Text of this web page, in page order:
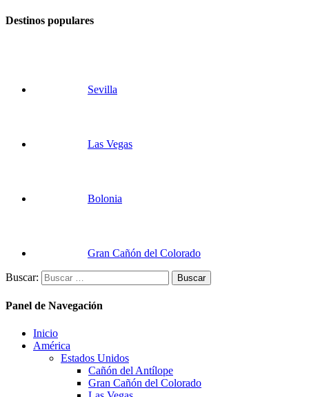
Destinos populares
Sevilla
Las Vegas
Bolonia
Gran Cañón del Colorado
Buscar:
Panel de Navegación
Inicio
América
Estados Unidos
Cañón del Antílope
Gran Cañón del Colorado